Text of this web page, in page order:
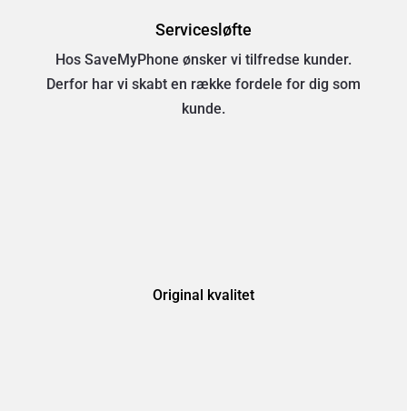
Servicesløfte
Hos SaveMyPhone ønsker vi tilfredse kunder.
Derfor har vi skabt en række fordele for dig som
kunde.
Original kvalitet